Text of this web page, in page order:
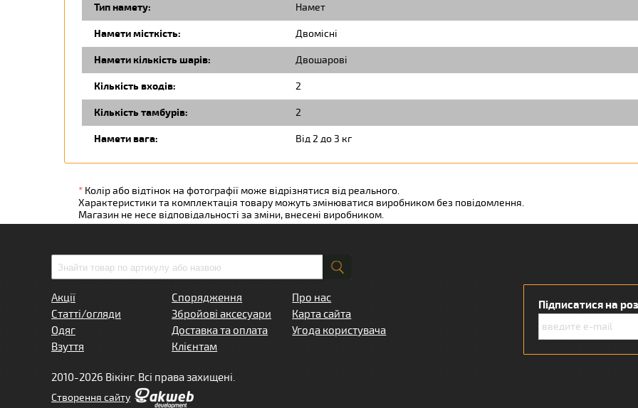
Тип намету: Намет
Намети місткість: Двомісні
Намети кількість шарів: Двошарові
Кількість входів: 2
Кількість тамбурів: 2
Намети вага: Від 2 до 3 кг
* Колір або відтінок на фотографії може відрізнятися від реального.
Характеристики та комплектація товару можуть змінюватися виробником без повідомлення.
Магазин не несе відповідальності за зміни, внесені виробником.
Підписатися на
Акції
Статті/огляди
Одяг
Взуття
Спорядження
Збройові аксесуари
Доставка та оплата
Клієнтам
Про нас
Карта сайта
Угода користувача
2010-2026 Вікінг. Всі права захищені.
Створення сайту